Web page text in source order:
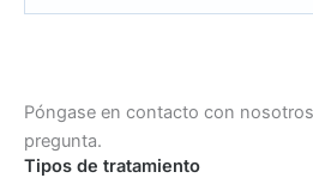
Póngase en contacto con
pregunta.
Tipos de tratamiento